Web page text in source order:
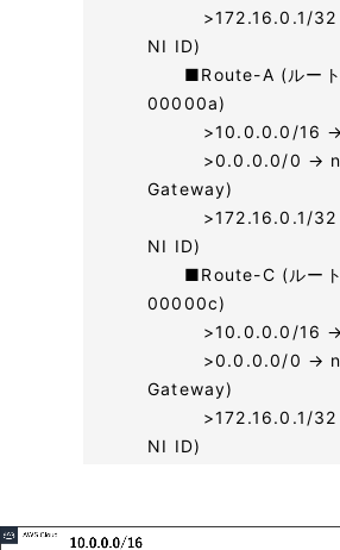
>172.16.0.1/32
NI ID)
■Route-A (ルート
00000a)
>10.0.0.0/16 →
>0.0.0.0/0 →
Gateway)
>172.16.0.1/32
NI ID)
■Route-C (ルート
00000c)
>10.0.0.0/16 →
>0.0.0.0/0 →
Gateway)
>172.16.0.1/32
NI ID)